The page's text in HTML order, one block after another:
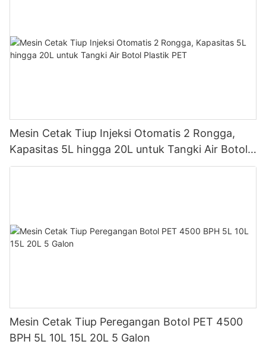
Mesin Cetak Tiup Injeksi Otomatis 2 Rongga,
Kapasitas 5L hingga 20L untuk Tangki Air Botol
Plastik PET
Mesin Cetak Tiup Peregangan Botol PET 4500
BPH 5L 10L 15L 20L 5 Galon